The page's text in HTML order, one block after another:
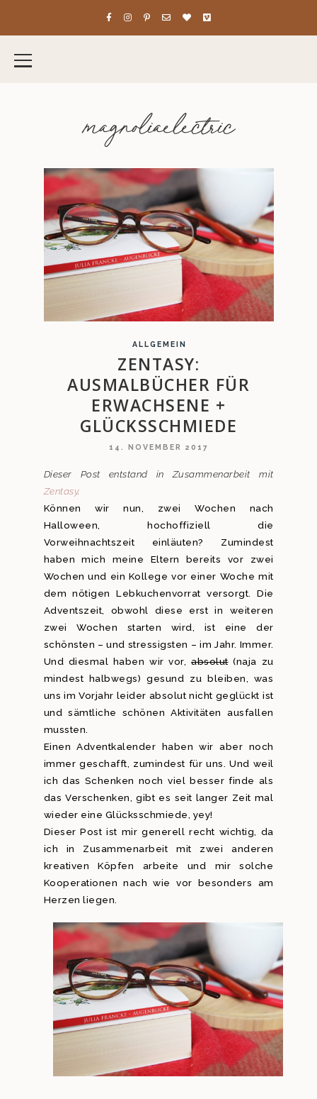
magnoliaelectric
ALLGEMEIN
ZENTASY:
AUSMALBÜCHER FÜR
ERWACHSENE +
GLÜCKSSCHMIEDE
14. NOVEMBER 2017
Dieser Post entstand in Zusammenarbeit mit
Zentasy.
Können wir nun, zwei Wochen nach
Halloween, hochoffiziell die
Vorweihnachtszeit einläuten? Zumindest
haben mich meine Eltern bereits vor zwei
Wochen und ein Kollege vor einer Woche mit
dem nötigen Lebkuchenvorrat versorgt. Die
Adventszeit, obwohl diese erst in weiteren
zwei Wochen starten wird, ist eine der
schönsten – und stressigsten – im Jahr. Immer.
Und diesmal haben wir vor,absolut(naja zu
mindest halbwegs) gesund zu bleiben, was
uns im Vorjahr leider absolut nicht geglückt ist
und sämtliche schönen Aktivitäten ausfallen
mussten.
Einen Adventkalender haben wir aber noch
immer geschafft, zumindest für uns. Und weil
ich das Schenken noch viel besser finde als
das Verschenken, gibt es seit langer Zeit mal
wieder eine Glücksschmiede, yey!
Dieser Post ist mir generell recht wichtig, da
ich in Zusammenarbeit mit zwei anderen
kreativen Köpfen arbeite und mir solche
Kooperationen nach wie vor besonders am
Herzen liegen.